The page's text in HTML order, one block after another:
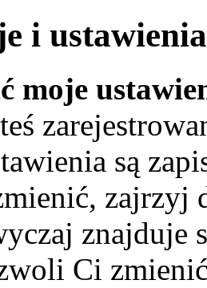
i
moje
są
zajrzyj
znajduje
Ci